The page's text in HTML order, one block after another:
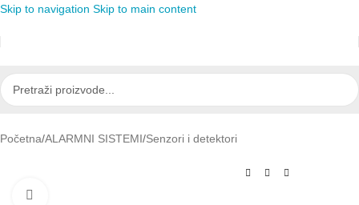
Skip to navigation Skip to main content
Početna/ALARMNI SISTEMI/Senzori i detektori